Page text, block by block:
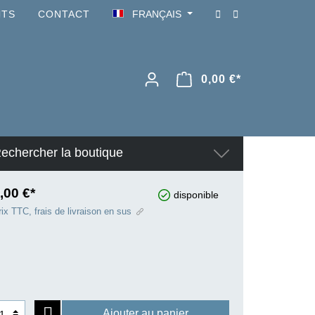
CONTACT FRANÇAIS
0,00 €*
la boutique
€* disponible
TTC, frais de livraison en sus